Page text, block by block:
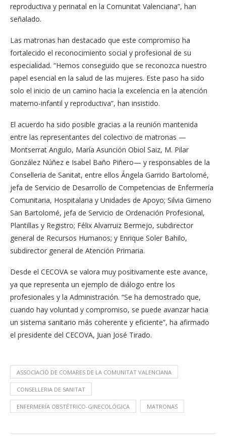
reproductiva y perinatal en la Comunitat Valenciana”, han
señalado.
Las matronas han destacado que este compromiso ha
fortalecido el reconocimiento social y profesional de su
especialidad. “Hemos conseguido que se reconozca nuestro
papel esencial en la salud de las mujeres. Este paso ha sido
solo el inicio de un camino hacia la excelencia en la atención
materno-infantil y reproductiva”, han insistido.
El acuerdo ha sido posible gracias a la reunión mantenida
entre las representantes del colectivo de matronas —
Montserrat Angulo, María Asunción Obiol Saiz, M. Pilar
González Núñez e Isabel Baño Piñero— y responsables de la
Conselleria de Sanitat, entre ellos Ángela Garrido Bartolomé,
jefa de Servicio de Desarrollo de Competencias de Enfermería
Comunitaria, Hospitalaria y Unidades de Apoyo; Silvia Gimeno
San Bartolomé, jefa de Servicio de Ordenación Profesional,
Plantillas y Registro; Félix Alvarruiz Bermejo, subdirector
general de Recursos Humanos; y Enrique Soler Bahilo,
subdirector general de Atención Primaria.
Desde el CECOVA se valora muy positivamente este avance,
ya que representa un ejemplo de diálogo entre los
profesionales y la Administración. “Se ha demostrado que,
cuando hay voluntad y compromiso, se puede avanzar hacia
un sistema sanitario más coherente y eficiente”, ha afirmado
el presidente del CECOVA, Juan José Tirado.
ASSOCIACIÓ DE COMARES DE LA COMUNITAT VALENCIANA
CONSELLERIA DE SANITAT
ENFERMERÍA OBSTÉTRICO-GINECOLÓGICA MATRONAS